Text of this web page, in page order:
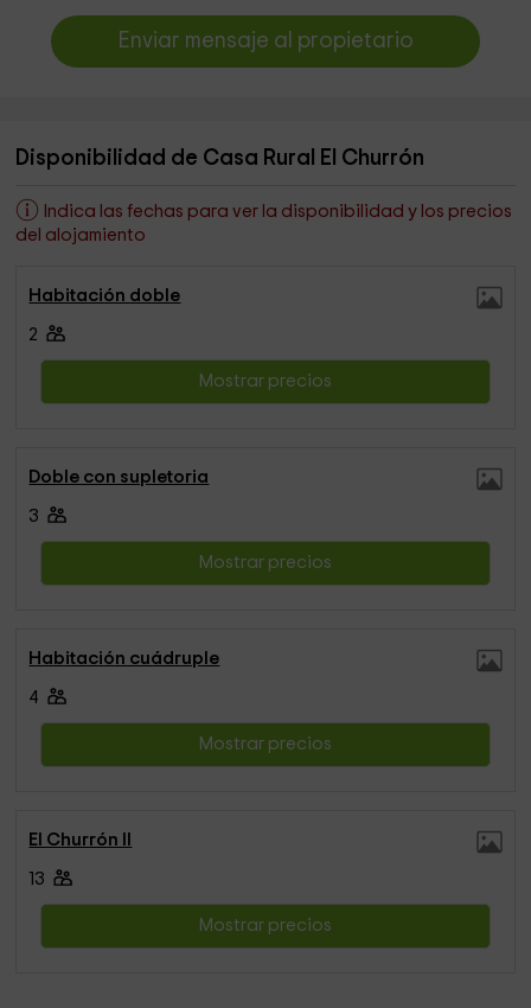
Enviar mensaje al propietario
Disponibilidad de Casa Rural El Churrón
Indica las fechas para ver la disponibilidad y los precios
del alojamiento
Habitación doble
2
Mostrar precios
Doble con supletoria
3
Mostrar precios
Habitación cuádruple
4
Mostrar precios
El Churrón II
13
Mostrar precios